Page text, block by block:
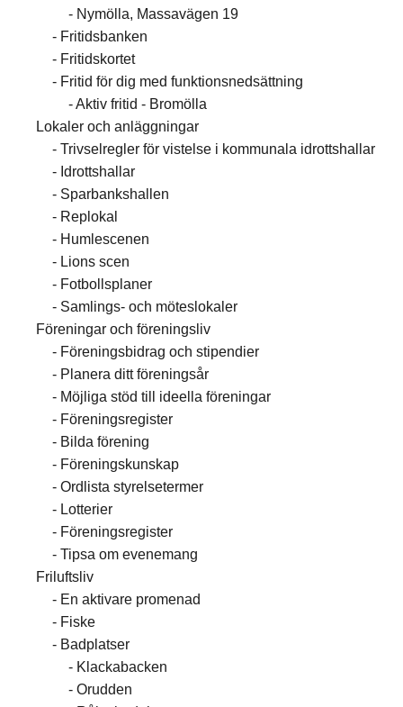
Nymölla, Massavägen 19
Fritidsbanken
Fritidskortet
Fritid för dig med funktionsnedsättning
Aktiv fritid - Bromölla
Lokaler och anläggningar
Trivselregler för vistelse i kommunala idrottshallar
Idrottshallar
Sparbankshallen
Replokal
Humlescenen
Lions scen
Fotbollsplaner
Samlings- och möteslokaler
Föreningar och föreningsliv
Föreningsbidrag och stipendier
Planera ditt föreningsår
Möjliga stöd till ideella föreningar
Föreningsregister
Bilda förening
Föreningskunskap
Ordlista styrelsetermer
Lotterier
Föreningsregister
Tipsa om evenemang
Friluftsliv
En aktivare promenad
Fiske
Badplatser
Klackabacken
Orudden